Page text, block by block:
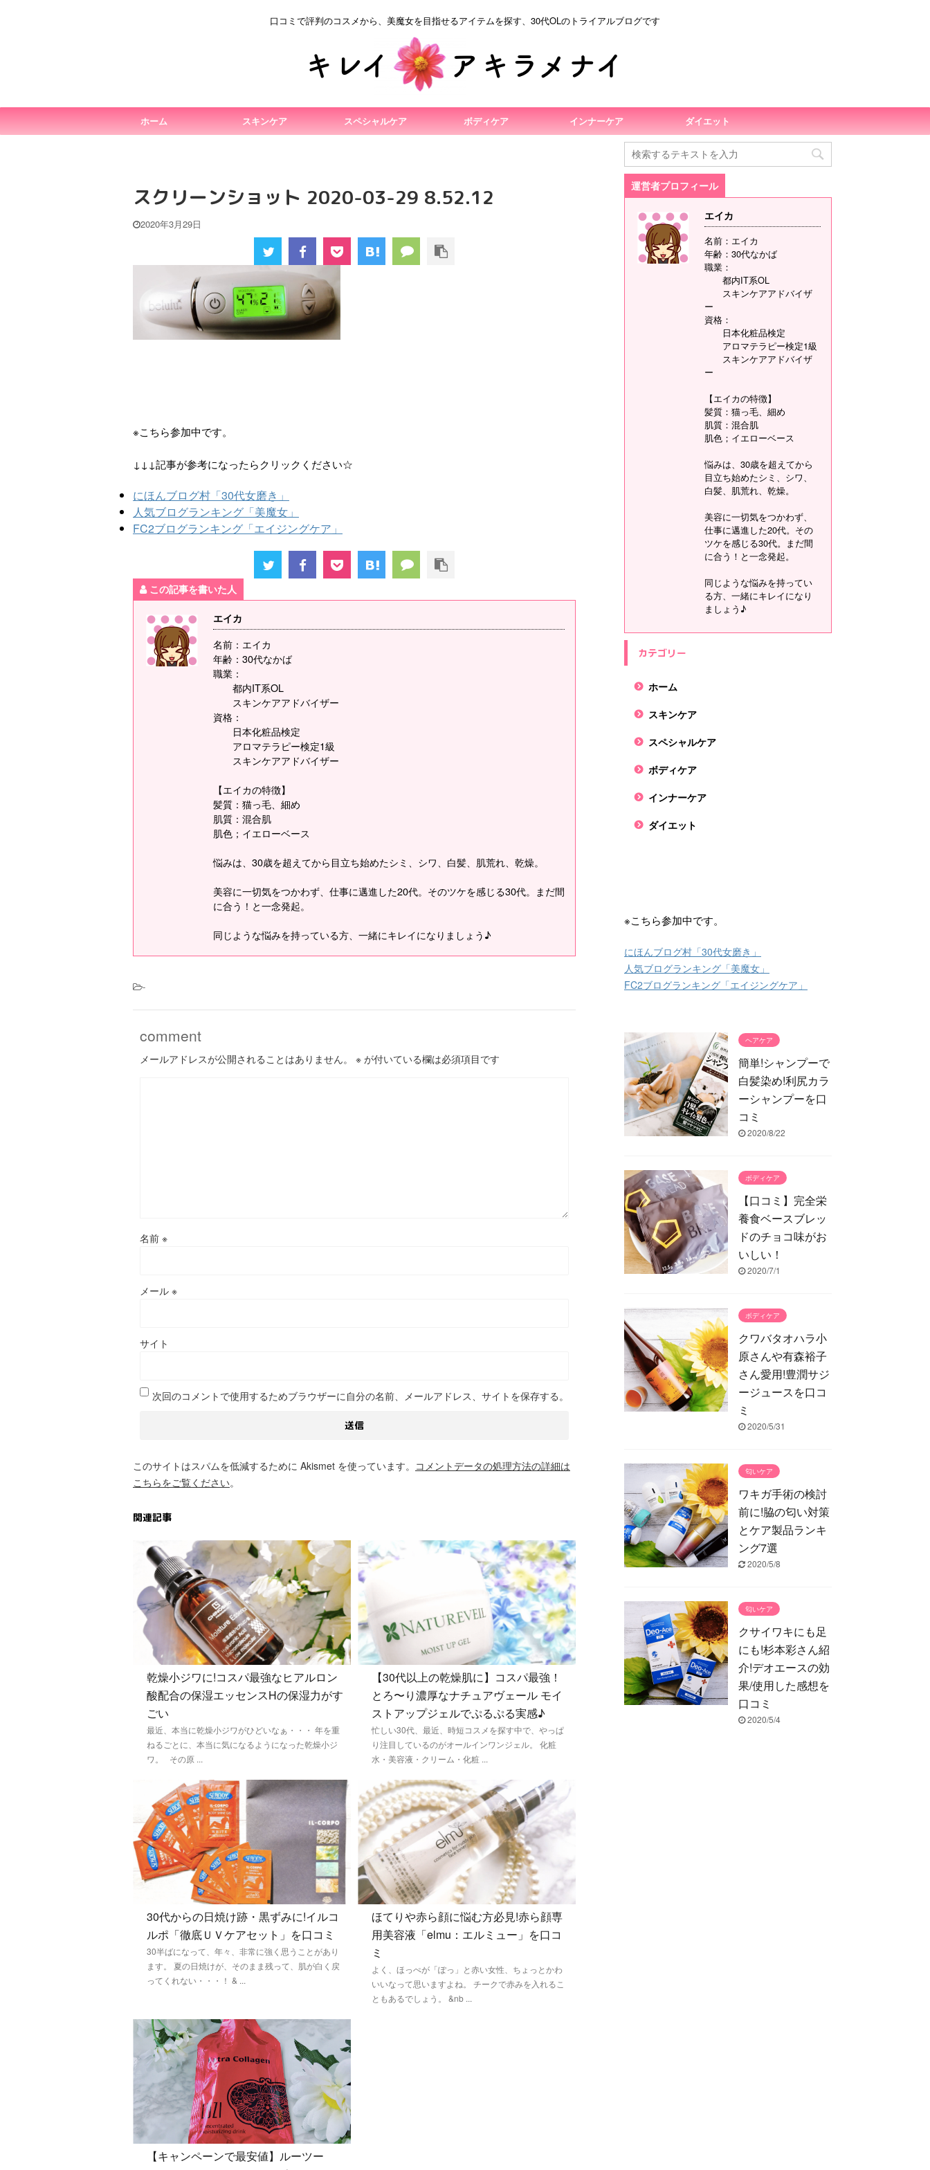
口コミで評判のコスメから、美魔女を目指せるアイテムを探す、30代OLのトライアルブログです
ホーム スキンケア スペシャルケア ボディケア インナーケア ダイエット
スクリーンショット 2020-03-29 8.52.12
2020年3月29日
※こちら参加中です。
↓↓↓記事が参考になったらクリックください☆
にほんブログ村「30代女磨き」
人気ブログランキング「美魔女」
FC2ブログランキング「エイジングケア」
この記事を書いた人
エイカ
名前：エイカ
年齢：30代なかば
職業：
都内IT系OL
スキンケアアドバイザー
資格：
日本化粧品検定
アロマテラピー検定1級
スキンケアアドバイザー
【エイカの特徴】
髪質：猫っ毛、細め
肌質：混合肌
肌色；イエローベース
悩みは、30歳を超えてから目立ち始めたシミ、シワ、白髪、肌荒れ、乾燥。
美容に一切気をつかわず、仕事に邁進した20代。そのツケを感じる30代。まだ間
に合う！と一念発起。
同じような悩みを持っている方、一緒にキレイになりましょう♪
-
comment
メールアドレスが公開されることはありません。 ※ が付いている欄は必須項目です
名前 ※
メール ※
サイト
次回のコメントで使用するためブラウザーに自分の名前、メールアドレス、サイトを保存する。
このサイトはスパムを低減するために Akismet を使っています。 コメントデータの処理方法の詳細は
こちらをご覧ください。
関連記事
乾燥小ジワに!コスパ最強なヒアルロン
酸配合の保湿エッセンスHの保湿力がす
ごい
最近、本当に乾燥小ジワがひどいなぁ・・・ 年を重
ねるごとに、本当に気になるようになった乾燥小ジ
ワ。 その原 ...
【30代以上の乾燥肌に】コスパ最強！
とろ〜り濃厚なナチュアヴェール モイ
ストアップジェルでぷるぷる実感♪
忙しい30代、最近、時短コスメを探す中で、やっぱ
り注目しているのがオールインワンジェル。 化粧
水・美容液・クリーム・化粧 ...
30代からの日焼け跡・黒ずみに!イルコ
ルポ「徹底ＵＶケアセット」を口コミ
30半ばになって、年々、非常に強く思うことがあり
ます。 夏の日焼けが、そのまま残って、肌が白く戻
ってくれない・・・！ & ...
ほてりや赤ら顔に悩む方必見!赤ら顔専
用美容液「elmu：エルミュー」を口コ
ミ
よく、ほっぺが「ぽっ」と赤い女性、ちょっとかわ
いいなって思いますよね。 チークで赤みを入れるこ
ともあるでしょう。 &nb ...
【キャンペーンで最安値】ルーツー
運営者プロフィール
エイカ
名前：エイカ
年齢：30代なかば
職業：
都内IT系OL
スキンケアアドバイザ
ー
資格：
日本化粧品検定
アロマテラピー検定1級
スキンケアアドバイザ
ー
【エイカの特徴】
髪質：猫っ毛、細め
肌質：混合肌
肌色；イエローベース
悩みは、30歳を超えてから
目立ち始めたシミ、シワ、
白髪、肌荒れ、乾燥。
美容に一切気をつかわず、
仕事に邁進した20代。その
ツケを感じる30代。まだ間
に合う！と一念発起。
同じような悩みを持ってい
る方、一緒にキレイになり
ましょう♪
カテゴリー
ホーム
スキンケア
スペシャルケア
ボディケア
インナーケア
ダイエット
※こちら参加中です。
にほんブログ村「30代女磨き」
人気ブログランキング「美魔女」
FC2ブログランキング「エイジングケア」
ヘアケア
簡単!シャンプーで
白髪染め!利尻カラ
ーシャンプーを口
コミ
2020/8/22
ボディケア
【口コミ】完全栄
養食ベースブレッ
ドのチョコ味がお
いしい！
2020/7/1
ボディケア
クワバタオハラ小
原さんや有森裕子
さん愛用!豊潤サジ
ージュースを口コ
ミ
2020/5/31
匂いケア
ワキガ手術の検討
前に!脇の匂い対策
とケア製品ランキ
ング7選
2020/5/8
匂いケア
クサイワキにも足
にも!杉本彩さん紹
介!デオエースの効
果/使用した感想を
口コミ
2020/5/4